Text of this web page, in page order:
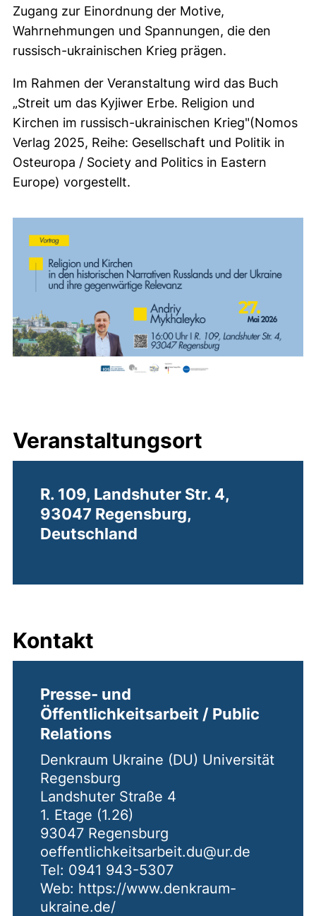
Zugang zur Einordnung der Motive,
Wahrnehmungen und Spannungen, die den
russisch-ukrainischen Krieg prägen.
Im Rahmen der Veranstaltung wird das Buch
„Streit um das Kyjiwer Erbe. Religion und
Kirchen im russisch-ukrainischen Krieg"(Nomos
Verlag 2025, Reihe: Gesellschaft und Politik in
Osteuropa / Society and Politics in Eastern
Europe) vorgestellt.
Veranstaltungsort
R. 109, Landshuter Str. 4,
93047 Regensburg,
Deutschland
Kontakt
Presse- und
Öffentlichkeitsarbeit / Public
Relations
Denkraum Ukraine (DU) Universität
Regensburg
Landshuter Straße 4
1. Etage (1.26)
93047 Regensburg
oeffentlichkeitsarbeit.du@ur.de
Tel: 0941 943-5307
Web: https://www.denkraum-
ukraine.de/